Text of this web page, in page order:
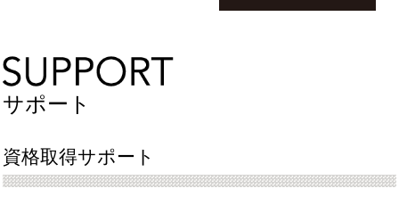
サポート
資格取得サポート